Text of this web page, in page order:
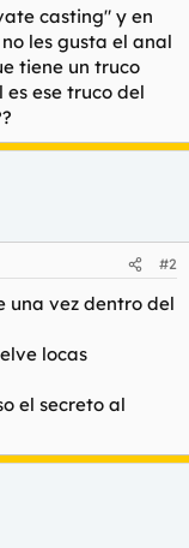
casting" y en
les gusta el anal
tiene un truco
ese truco del
#2
una vez dentro del
locas
el secreto al